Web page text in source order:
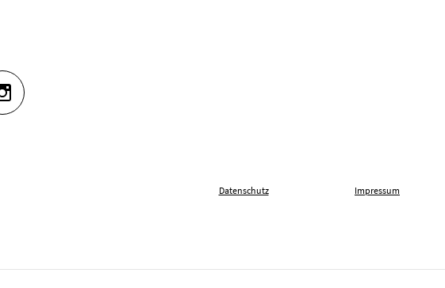
INSTAGRAM
Datenschutz Impressum